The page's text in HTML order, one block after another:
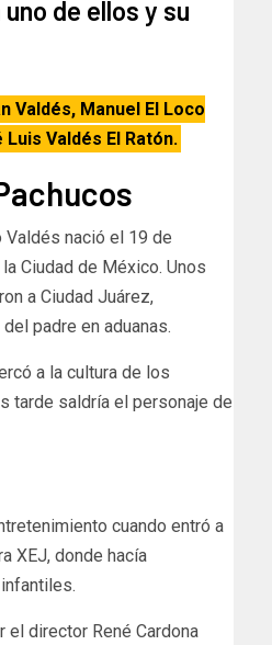
de ellos y su
Valdés, Manuel El Loco
Valdés El Ratón.
Valdés nació el 19 de
Ciudad de México. Unos
a Ciudad Juárez,
padre en aduanas.
a la cultura de los
tarde saldría el personaje de
cuando entró a
XEJ, donde hacía
el director René Cardona